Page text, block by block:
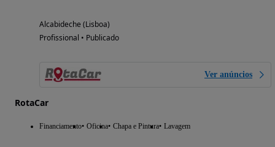
Alcabideche (Lisboa)
Profissional • Publicado
Ver anúncios
RotaCar
Financiamento Oficina Chapa e Pintura Lavagem